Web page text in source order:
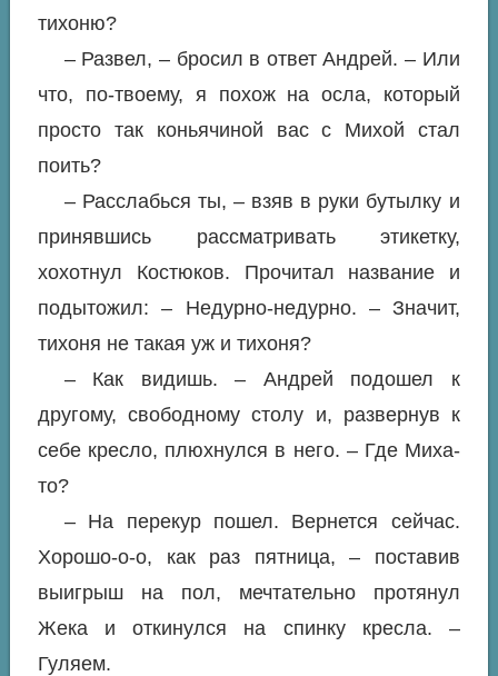
тихоню?
– Развел, – бросил в ответ Андрей. – Или
что, по-твоему, я похож на осла, который
просто так коньячиной вас с Михой стал
поить?
– Расслабься ты, – взяв в руки бутылку и
принявшись рассматривать этикетку,
хохотнул Костюков. Прочитал название и
подытожил: – Недурно-недурно. – Значит,
тихоня не такая уж и тихоня?
– Как видишь. – Андрей подошел к
другому, свободному столу и, развернув к
себе кресло, плюхнулся в него. – Где Миха-
то?
– На перекур пошел. Вернется сейчас.
Хорошо-о-о, как раз пятница, – поставив
выигрыш на пол, мечтательно протянул
Жека и откинулся на спинку кресла. –
Гуляем.